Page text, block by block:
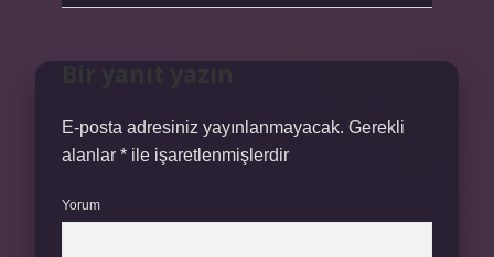
E-posta adresiniz yayınlanmayacak. Gerekli
alanlar * ile işaretlenmişlerdir
Yorum